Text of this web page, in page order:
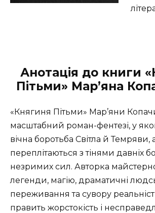
Анотація до книги
Пітьми» Мар’яна
«Княгиня Пітьми» Мар’яни
масштабний роман-фентезі, у
вічна боротьба Світла й Темряви,
переплітаються з тінями давніх
незримих сил. Авторка
легенди, магію, драматичні
переживання та сувору
править жорстокість і